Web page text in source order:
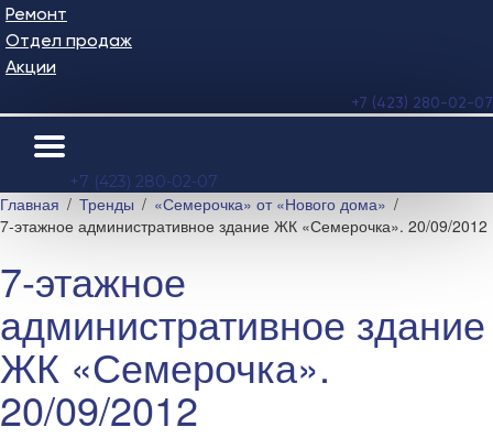
Ремонт
Отдел продаж
Акции
+7 (423) 280-02-07
+7 (423) 280-02-07
Главная Тренды
«Семерочка» от «Нового дома»
7-этажное административное здание ЖК «Семерочка». 20/09/2012
7-этажное
административное здание
ЖК «Семерочка».
20/09/2012